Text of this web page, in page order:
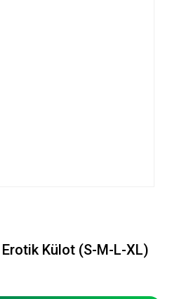
Külot (S-M-L-XL)